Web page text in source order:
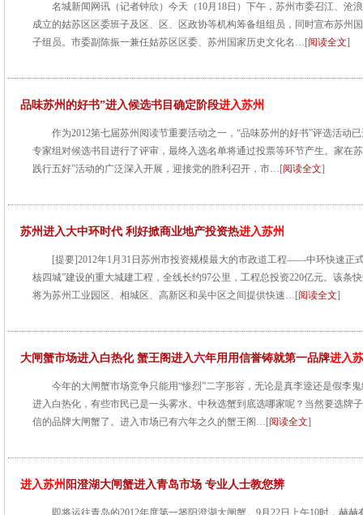
名城新闻网讯（记者钟欣）今天（10月18日）下午，苏州市委召江、沧
成立的姑苏区区委班子及区、区、区政协等机构筹备组组员，同时宣布苏州
子组员。市委副陈振一兼任姑苏区区委、苏州国家历史文化名…[阅读全文]
品味苏州的好书”进入候选书目确定阶段进入苏州
作为2012第七届苏州阅读节重要活动之一，“品味苏州的好书”评选活动
专家组对候选书目进行了评审，最终入选名单将通过投票等环节产生。家在
践行五好”活动的广泛深入开展，迎接党的胜利召开，市…[阅读全文]
苏州进入大中环时代 利好掀商业地产投资热进入苏州
[提要]2012年1月31日苏州市投资规模最大的市政道工程——中环快速正
核四城”建设的重大城建工程，全线长约97公里，工程总投资220亿元。该条
将为苏州工业园区、相城区、高新区和吴中区之间提供快速…[阅读全文]
大闸蟹市场进入白热化 蟹王阁进入六年用用信誉铸就第一品牌进入
今年的大闸蟹市场竞争只能用“惨烈”二字形容，无论是真李逵还是假李
进入白热化，有些市民已是一头雾水。中秋选蟹到底选哪家呢？当然要选牌子
信的品牌大闸蟹了。进入市场已有六年之久的蟹王阁…[阅读全文]
进入苏州 阳澄湖大闸蟹进入青岛市场 专业人士教您辨
即将运往青岛的2012年度第一篓阳澄湖大闸蟹。9月22日上午10时，赫